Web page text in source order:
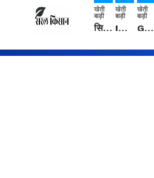
खेती
बाड़ी
सिरसा: कृषि विज्ञान केंद्र की बैठक में फसल बीमा विधि कारण व कृषि उद्यमिता बढ़ावा देने पर चर्चा
खेती
बाड़ी
IMD: राजस्थान में प्री-मानसून की सामान्य से 74% अधिक बारिश, दस्तक में देरी और मानसून कमजोर रहेगा
खेती
बाड़ी
Guar Ka Rate: ग्वार के भाव में हल्की बढ़ोतरी, बढ़ सकता है बुवाई का रकबा